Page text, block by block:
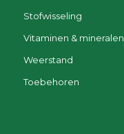
Stofwisseling
Vitaminen & mineralen
Weerstand
Toebehoren